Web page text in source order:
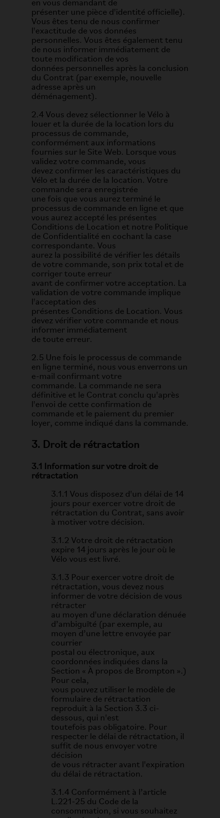
en vous demandant de
présenter une pièce d'identité officielle).
Vous êtes tenu de nous confirmer
l'exactitude de vos données
personnelles. Vous êtes également tenu
de nous informer immédiatement de
toute modification de vos
données personnelles après la conclusion
du Contrat (par exemple, nouvelle
adresse après un
déménagement).
2.4 Vous devez sélectionner le Vélo à
louer et la durée de la location lors du
processus de commande,
conformément aux informations
fournies sur le Site Web. Lorsque vous
validez votre commande, vous
devez confirmer les caractéristiques du
Vélo et la durée de la location. Votre
commande sera enregistrée
une fois que vous aurez terminé le
processus de commande en ligne et que
vous aurez accepté les présentes
Conditions de Location et notre Politique
de Confidentialité en cochant la case
correspondante. Vous
aurez la possibilité de vérifier les détails
de votre commande, son prix total et de
corriger toute erreur
avant de confirmer votre acceptation. La
validation de votre commande implique
l'acceptation des
présentes Conditions de Location. Vous
devez vérifier votre commande et nous
informer immédiatement
de toute erreur.
2.5 Une fois le processus de commande
en ligne terminé, nous vous enverrons un
e-mail confirmant votre
commande. La commande ne sera
définitive et le Contrat conclu qu'après
l'envoi de cette confirmation de
commande et le paiement du premier
loyer, comme indiqué dans la commande.
3. Droit de rétractation
3.1 Information sur votre droit de
rétractation
3.1.1 Vous disposez d'un délai de 14
jours pour exercer votre droit de
rétractation du Contrat, sans avoir
à motiver votre décision.
3.1.2 Votre droit de rétractation
expire 14 jours après le jour où le
Vélo vous est livré.
3.1.3 Pour exercer votre droit de
rétractation, vous devez nous
informer de votre décision de vous
rétracter
au moyen d'une déclaration dénuée
d’ambiguïté (par exemple, au
moyen d’une lettre envoyée par
courrier
postal ou électronique, aux
coordonnées indiquées dans la
Section « À propos de Brompton ».)
Pour cela,
vous pouvez utiliser le modèle de
formulaire de rétractation
reproduit à la Section 3.3 ci-
dessous, qui n'est
toutefois pas obligatoire. Pour
respecter le délai de rétractation, il
suffit de nous envoyer votre
décision
de vous rétracter avant l'expiration
du délai de rétractation.
3.1.4 Conformément à l’article
L.221-25 du Code de la
consommation, si vous souhaitez